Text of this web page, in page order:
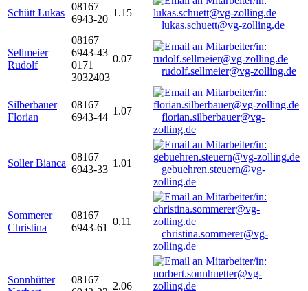
Schütt Lukas
08167
6943-20
1.15
lukas.schuett@vg-zolling.de
Sellmeier
Rudolf
08167
6943-43
0171
3032403
0.07
rudolf.sellmeier@vg-zolling.de
Silberbauer
Florian
08167
6943-44
1.07
florian.silberbauer@vg-
zolling.de
Soller Bianca
08167
6943-33
1.01
gebuehren.steuern@vg-
zolling.de
Sommerer
Christina
08167
6943-61
0.11
christina.sommerer@vg-
zolling.de
Sonnhütter
08167
2.06